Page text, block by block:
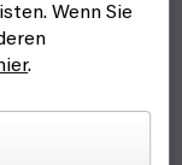
Wenn Sie
hier.